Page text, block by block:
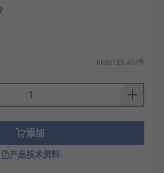
RMB185.43/件
添加
产品技术资料